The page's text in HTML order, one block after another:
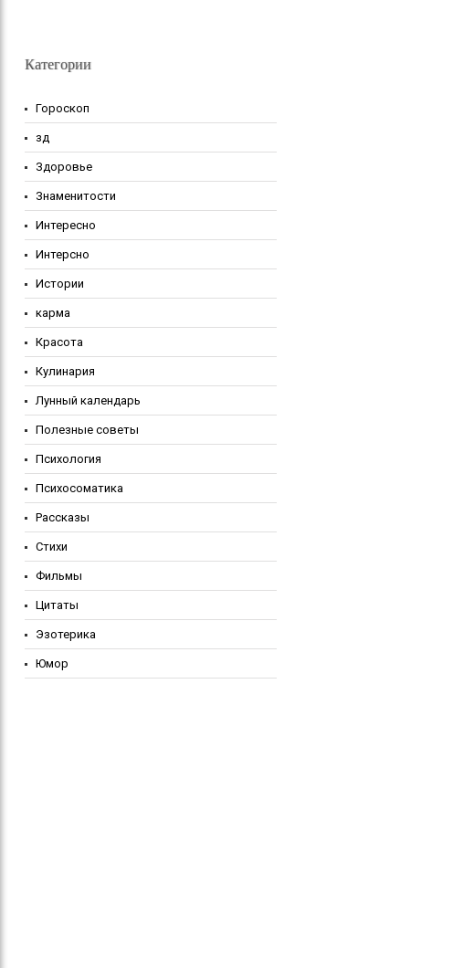
Категории
Гороскоп
зд
Здоровье
Знаменитости
Интересно
Интерсно
Истории
карма
Красота
Кулинария
Лунный календарь
Полезные советы
Психология
Психосоматика
Рассказы
Стихи
Фильмы
Цитаты
Эзотерика
Юмор